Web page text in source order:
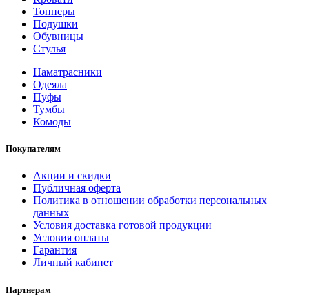
Топперы
Подушки
Обувницы
Стулья
Наматрасники
Одеяла
Пуфы
Тумбы
Комоды
Покупателям
Акции и скидки
Публичная оферта
Политика в отношении обработки персональных
данных
Условия доставка готовой продукции
Условия оплаты
Гарантия
Личный кабинет
Партнерам